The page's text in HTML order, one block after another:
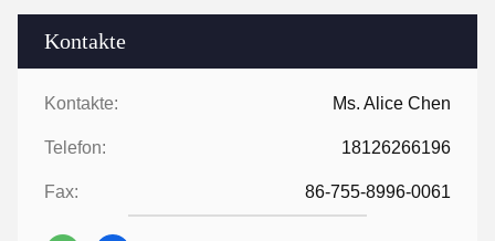
Kontakte
Kontakte: Ms. Alice Chen
Telefon: 18126266196
Fax: 86-755-8996-0061